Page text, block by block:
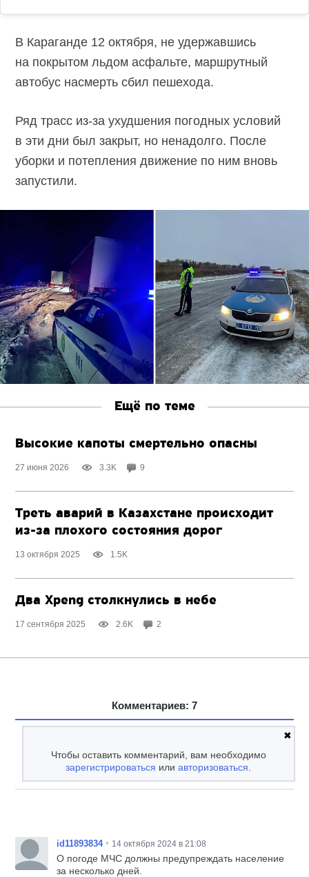
В Караганде 12 октября, не удержавшись
на покрытом льдом асфальте, маршрутный
автобус насмерть сбил пешехода.
Ряд трасс из-за ухудшения погодных условий
в эти дни был закрыт, но ненадолго. После
уборки и потепления движение по ним вновь
запустили.
Ещё по теме
Высокие капоты смертельно опасны
27 июня 2026 3.3K 9
Треть аварий в Казахстане происходит
из-за плохого состояния дорог
13 октября 2025 1.5K
Два Xpeng cтолкнулись в небе
17 сентября 2025 2.6K 2
Комментариев: 7
✖
Чтобы оставить комментарий, вам необходимо
зарегистрироваться илиавторизоваться
id11893834 • 14 октября 2024 в 21:08
О погоде МЧС должны предупреждать население
за несколько дней.